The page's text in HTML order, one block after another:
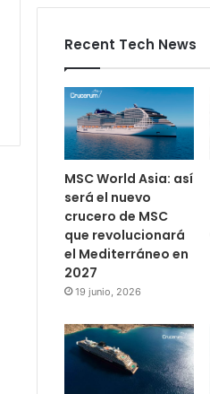
Recent Tech News
MSC World Asia: así
será el nuevo
crucero de MSC
que revolucionará
el Mediterráneo en
2027
19 junio, 2026